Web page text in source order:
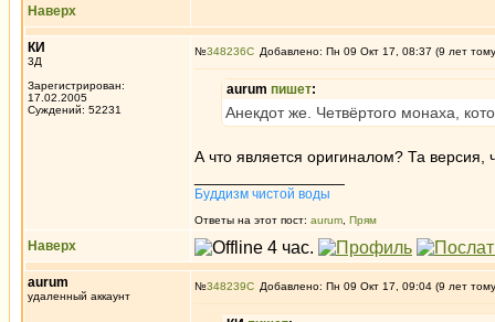
Наверх
КИ
3Д
Зарегистрирован:
17.02.2005
Суждений: 52231
№348236 Добавлено: Пн 09 Окт 17, 08:37 (9 лет
aurum пишет:
Анекдот же. Четвёртого монаха,
А что является оригиналом? Та
Буддизм чистой воды
Ответы на этот пост: aurum Прям
Наверх
aurum
удаленный аккаунт
№348239 Добавлено: Пн 09 Окт 17, 09:04 (9 лет